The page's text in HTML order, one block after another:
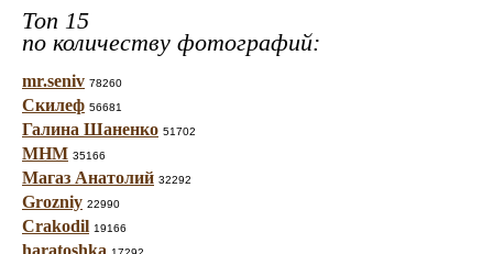
Топ 15
по количеству фотографий:
mr.seniv 78260
Скилеф 56681
Галина Шаненко 51702
МНМ 35166
Магаз Анатолий 32292
Grozniy 22990
Crakodil 19166
haratoshka